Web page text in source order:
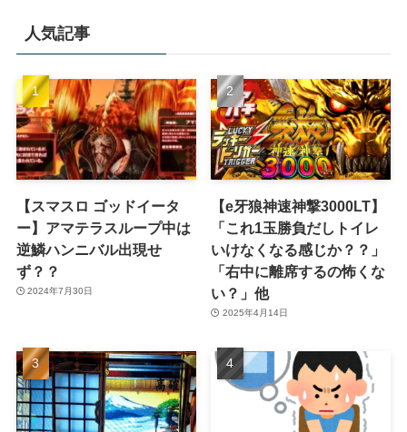
人気記事
【スマスロ ゴッドイータ
ー】アマテラスループ中は
逆鱗ハンニバル出現せ
ず？？
2024年7月30日
【e牙狼神速神撃3000LT】
「これ1玉勝負だしトイレ
いけなくなる感じか？？」
「右中に離席するの怖くな
い？」他
2025年4月14日